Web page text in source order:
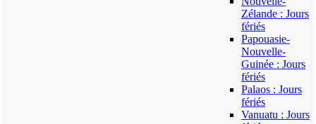
Zélande : Jours
fériés
Papouasie-
Nouvelle-
Guinée : Jours
fériés
Palaos : Jours
fériés
Vanuatu : Jours